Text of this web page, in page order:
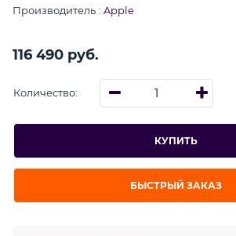
Производитель : Apple
116 490 руб.
Количество:
КУПИТЬ
БЫСТРЫЙ ЗАКАЗ